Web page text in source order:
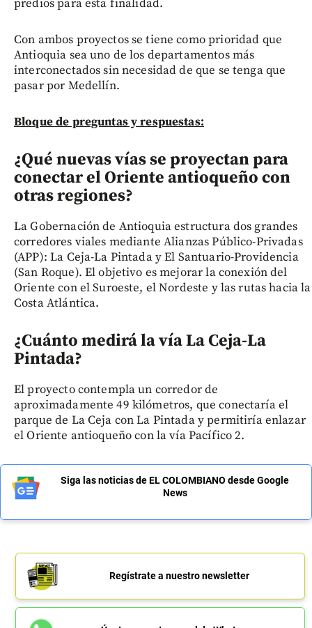
predios para esta finalidad.
Con ambos proyectos se tiene como prioridad que
Antioquia sea uno de los departamentos más
interconectados sin necesidad de que se tenga que
pasar por Medellín.
Bloque de preguntas y respuestas:
¿Qué nuevas vías se proyectan para
conectar el Oriente antioqueño con
otras regiones?
La Gobernación de Antioquia estructura dos grandes
corredores viales mediante Alianzas Público-Privadas
(APP): La Ceja-La Pintada y El Santuario-Providencia
(San Roque). El objetivo es mejorar la conexión del
Oriente con el Suroeste, el Nordeste y las rutas hacia la
Costa Atlántica.
¿Cuánto medirá la vía La Ceja-La
Pintada?
El proyecto contempla un corredor de
aproximadamente 49 kilómetros, que conectaría el
parque de La Ceja con La Pintada y permitiría enlazar
el Oriente antioqueño con la vía Pacífico 2.
Siga las noticias de EL COLOMBIANO desde Google
News
Regístrate a nuestro newsletter